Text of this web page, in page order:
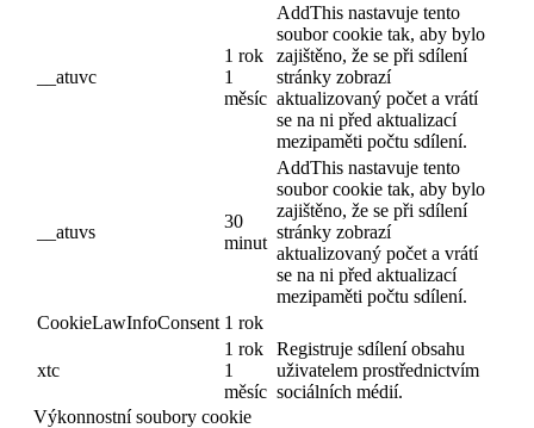
__atuvc
1 rok
1
měsíc
AddThis nastavuje tento
soubor cookie tak, aby bylo
zajištěno, že se při sdílení
stránky zobrazí
aktualizovaný počet a vrátí
se na ni před aktualizací
mezipaměti počtu sdílení.
__atuvs
30
minut
AddThis nastavuje tento
soubor cookie tak, aby bylo
zajištěno, že se při sdílení
stránky zobrazí
aktualizovaný počet a vrátí
se na ni před aktualizací
mezipaměti počtu sdílení.
CookieLawInfoConsent 1 rok
xtc
1 rok
1
měsíc
Registruje sdílení obsahu
uživatelem prostřednictvím
sociálních médií.
Výkonnostní soubory cookie